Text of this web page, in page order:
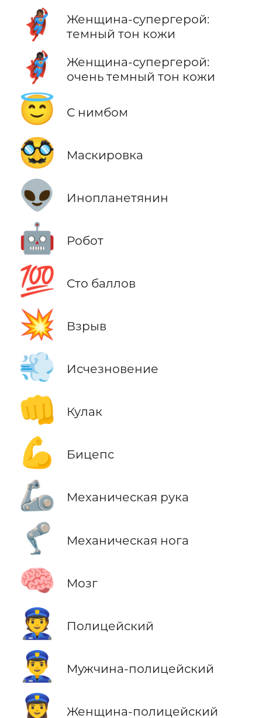
🦸🏾‍♀️
Женщина-супергерой:
темный тон кожи
🦸🏿‍♀️
Женщина-супергерой:
очень темный тон кожи
😇 С нимбом
🥸 Маскировка
👽 Инопланетянин
🤖 Робот
💯 Сто баллов
💥 Взрыв
💨 Исчезновение
👊 Кулак
💪 Бицепс
🦾 Механическая рука
🦿 Механическая нога
🧠 Мозг
👮 Полицейский
👮‍♂️ Мужчина-полицейский
👮‍♀️ Женщина-полицейский